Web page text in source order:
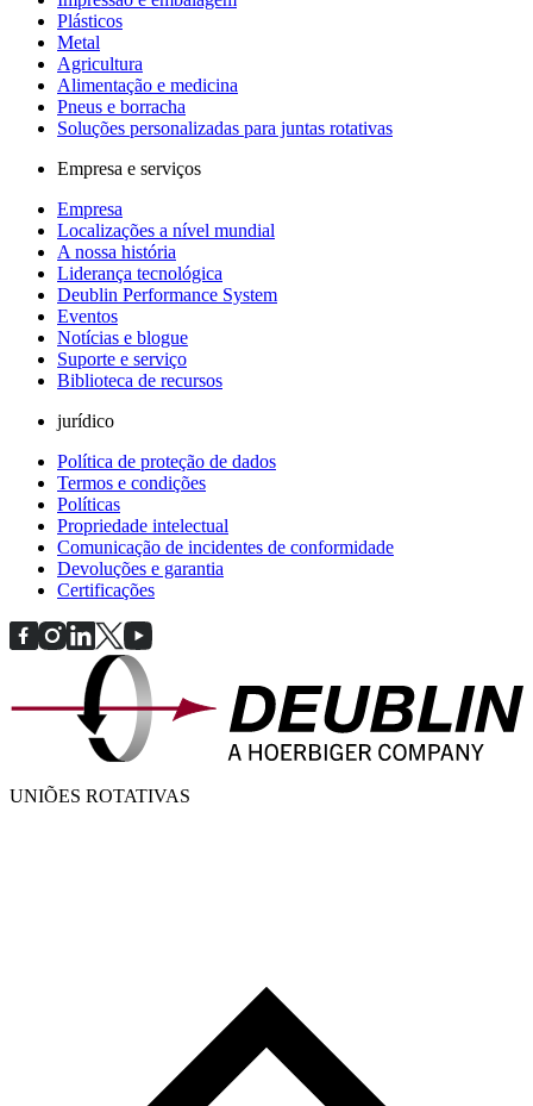
Plásticos
Metal
Agricultura
Alimentação e medicina
Pneus e borracha
Soluções personalizadas para juntas rotativas
Empresa e serviços
Empresa
Localizações a nível mundial
A nossa história
Liderança tecnológica
Deublin Performance System
Eventos
Notícias e blogue
Suporte e serviço
Biblioteca de recursos
jurídico
Política de proteção de dados
Termos e condições
Políticas
Propriedade intelectual
Comunicação de incidentes de conformidade
Devoluções e garantia
Certificações
UNIÕES ROTATIVAS